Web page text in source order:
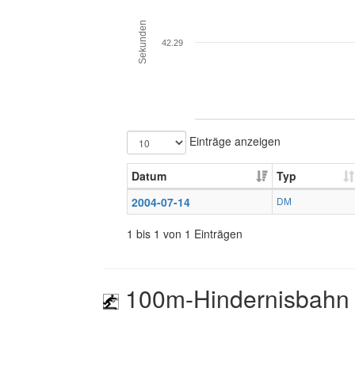
Sekunden 42.29
Einträge anzeigen
Datum
Typ
2004-07-14
DM
1 bis 1 von 1 Einträgen
100m-